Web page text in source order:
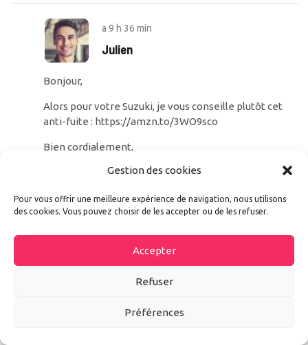
Gestion des cookies
Pour vous offrir une meilleure expérience de navigation, nous utilisons
des cookies. Vous pouvez choisir de les accepter ou de les refuser.
Accepter
Refuser
Préférences
a 9 h 36 min
Julien
Bonjour,
Alors pour votre Suzuki, je vous conseille plutôt cet
anti-fuite : https://amzn.to/3WO9sco
Bien cordialement,
Répondre